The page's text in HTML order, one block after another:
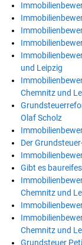
und Leipzig
Chemnitz und
Olaf Scholz
Der
Gibt es
Chemnitz und
Chemnitz und
Grundsteuer